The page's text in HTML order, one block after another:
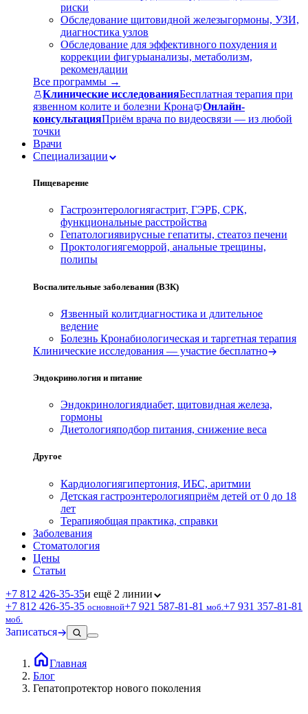
риски
Обследование щитовидной железыгормоны, УЗИ,
диагностика узлов
Обследование для эффективного похудения и
коррекции фигурыанализы, метаболизм,
рекомендации
Все программы →
Клинические исследованияБесплатная терапия при
язвенном колите и болезни Крона
Онлайн-
консультацияПриём врача по видеосвязи — из любой
точки
Врачи
Специализации
Пищеварение
Гастроэнтерологиягастрит, ГЭРБ, СРК,
функциональные расстройства
Гепатологиявирусные гепатиты, стеатоз печени
Проктологиягеморрой, анальные трещины,
полипы
Воспалительные заболевания (ВЗК)
Язвенный колитдиагностика и длительное
ведение
Болезнь Кронабиологическая и таргетная терапия
Клинические исследования — участие бесплатно
Эндокринология и питание
Эндокринологиядиабет, щитовидная железа,
гормоны
Диетологияподбор питания, снижение веса
Другое
Кардиологиягипертония, ИБС, аритмии
Детская гастроэнтерологияприём детей от 0 до 18
лет
Терапияобщая практика, справки
Заболевания
Стоматология
Цены
Статьи
+7 812 426‑35‑35и ещё 2 линии
+7 812 426‑35‑35 основной+7 921 587‑81‑81 моб. +7 931 357‑81‑81
моб.
Записаться
Главная
Блог
Гепатопротектор нового поколения